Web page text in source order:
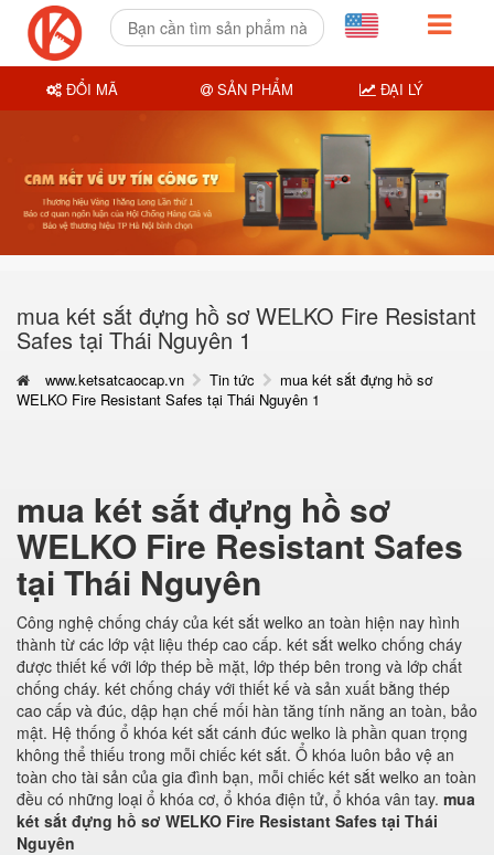
mua két sắt đựng hồ sơ WELKO Fire Resistant
Safes tại Thái Nguyên 1
www.ketsatcaocap.vn Tin tức
mua két sắt đựng hồ sơ
WELKO Fire Resistant Safes tại Thái Nguyên 1
mua két sắt đựng hồ sơ
WELKO Fire Resistant Safes
tại Thái Nguyên
Công nghệ chống cháy của két sắt welko an toàn hiện nay hình
thành từ các lớp vật liệu thép cao cấp. két sắt welko chống cháy
được thiết kế với lớp thép bề mặt, lớp thép bên trong và lớp chất
chống cháy. két chống cháy với thiết kế và sản xuất bằng thép
cao cấp và đúc, dập hạn chế mối hàn tăng tính năng an toàn, bảo
mật. Hệ thống ổ khóa két sắt cánh đúc welko là phần quan trọng
không thể thiếu trong mỗi chiếc két sắt. Ổ khóa luôn bảo vệ an
toàn cho tài sản của gia đình bạn, mỗi chiếc két sắt welko an toàn
đều có những loại ổ khóa cơ, ổ khóa điện tử, ổ khóa vân tay. mua
két sắt đựng hồ sơ WELKO Fire Resistant Safes tại Thái
Nguyên
ĐỔI MÃ SẢN PHẨM ĐẠI LÝ